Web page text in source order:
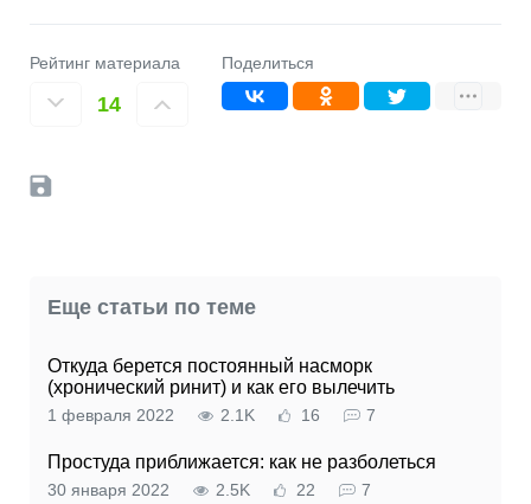
Рейтинг материала
14
Поделиться
Еще статьи по теме
Откуда берется постоянный насморк
(хронический ринит) и как его вылечить
1 февраля 2022 2.1K 16 7
Простуда приближается: как не разболеться
30 января 2022 2.5K 22 7